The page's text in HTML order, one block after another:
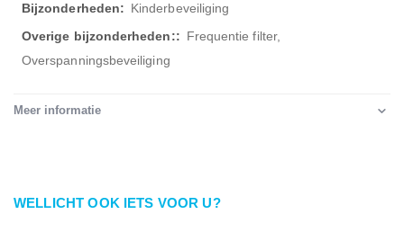
Kinderbeveiliging
Frequentie filter,
Overspanningsbeveiliging
Meer informatie
WELLICHT OOK IETS VOOR U?